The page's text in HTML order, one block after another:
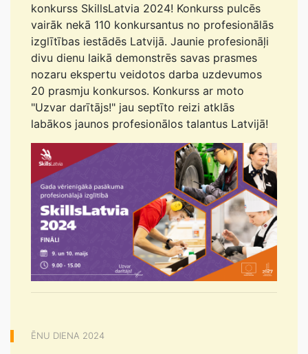
konkurss SkillsLatvia 2024! Konkurss pulcēs
vairāk nekā 110 konkursantus no profesionālās
izglītības iestādēs Latvijā. Jaunie profesionāļi
divu dienu laikā demonstrēs savas prasmes
nozaru ekspertu veidotos darba uzdevumos
20 prasmju konkursos. Konkurss ar moto
"Uzvar darītājs!" jau septīto reizi atklās
labākos jaunos profesionālos talantus Latvijā!
ĒNU DIENA 2024